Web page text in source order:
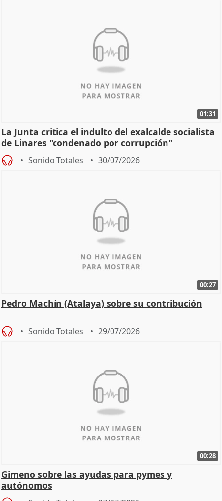
01:31
La Junta critica el indulto del exalcalde socialista
de Linares "condenado por corrupción"
Sonido Totales 30/07/2026
00:27
Pedro Machín (Atalaya) sobre su contribución
Sonido Totales 29/07/2026
00:28
Gimeno sobre las ayudas para pymes y
autónomos